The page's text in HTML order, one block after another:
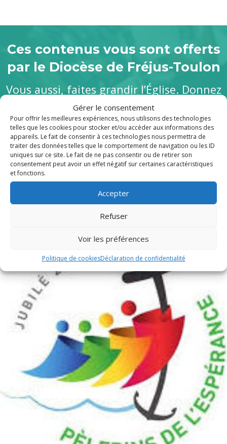
Gérer le consentement
Pour offrir les meilleures expériences, nous utilisons des technologies
telles que les cookies pour stocker et/ou accéder aux informations des
appareils. Le fait de consentir à ces technologies nous permettra de
traiter des données telles que le comportement de navigation ou les ID
uniques sur ce site. Le fait de ne pas consentir ou de retirer son
consentement peut avoir un effet négatif sur certaines caractéristiques
et fonctions.
Accepter
Refuser
Voir les préférences
Politique de cookiesDéclaration de confidentialité
Ces contenus vous sont offerts
par le Diocèse de Fréjus-Toulon
Vous aussi, faites grandir l’Église. Donnez
au Denier.
Je soutiens
Publications récentes